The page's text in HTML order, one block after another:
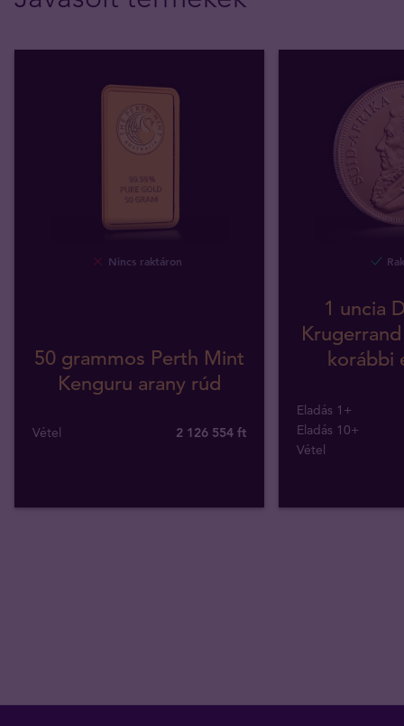
Nincs raktáron
50 grammos Perth Mint
Kenguru arany rúd
Vétel 2 126 554 ft
1 uncia
korábbi
Eladás 1+
Eladás 10+
Vétel